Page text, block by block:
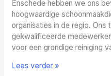
Enschede hebben we ons
hoogwaardige
organisaties in de regio. Ons
gekwalificeerde
voor een grondige reiniging
Sanitize
Lees verder »